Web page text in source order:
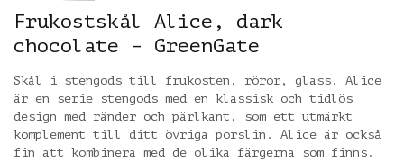
Frukostskål Alice, dark
chocolate - GreenGate
Skål i stengods till frukosten, röror, glass. Alice
är en serie stengods med en klassisk och tidlös
design med ränder och pärlkant, som ett utmärkt
komplement till ditt övriga porslin. Alice är också
fin att kombinera med de olika färgerna som finns.